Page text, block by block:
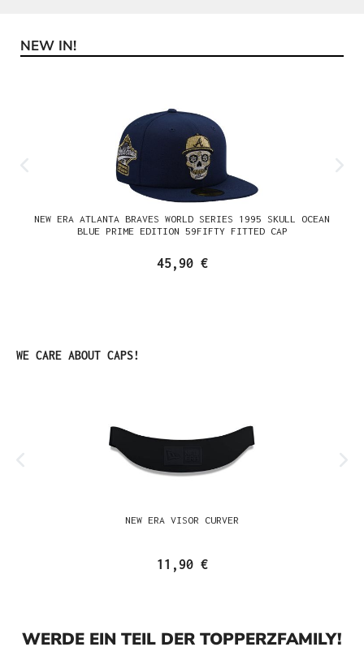
Produktgalerie überspringen
NEW IN!
NEW ERA ATLANTA BRAVES WORLD SERIES 1995 SKULL OCEAN
BLUE PRIME EDITION 59FIFTY FITTED CAP
45,90 €
Produktgalerie überspringen
WE CARE ABOUT CAPS!
NEW ERA VISOR CURVER
11,90 €
WERDE EIN TEIL DER TOPPERZFAMILY!